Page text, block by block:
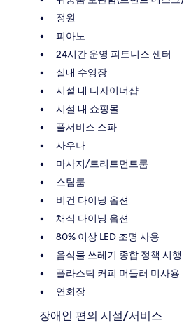
정원
피아노
24시간 운영 피트니스 센터
실내 수영장
시설 내 디자이너샵
시설 내 쇼핑몰
풀서비스 스파
사우나
마사지/트리트먼트룸
스팀룸
비건 다이닝 옵션
채식 다이닝 옵션
80% 이상 LED 조명 사용
음식물 쓰레기 종합 정책 시행
플라스틱 커피 머들러 미사용
연회장
장애인 편의 시설/서비스